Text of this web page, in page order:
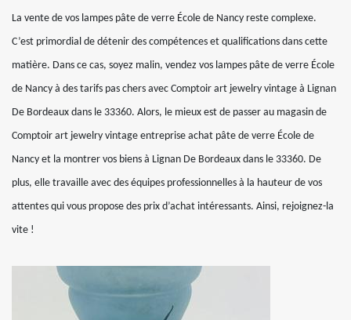
La vente de vos lampes pâte de verre École de Nancy reste complexe.
C’est primordial de détenir des compétences et qualifications dans cette
matière. Dans ce cas, soyez malin, vendez vos lampes pâte de verre École
de Nancy à des tarifs pas chers avec Comptoir art jewelry vintage à Lignan
De Bordeaux dans le 33360. Alors, le mieux est de passer au magasin de
Comptoir art jewelry vintage entreprise achat pâte de verre École de
Nancy et la montrer vos biens à Lignan De Bordeaux dans le 33360. De
plus, elle travaille avec des équipes professionnelles à la hauteur de vos
attentes qui vous propose des prix d’achat intéressants. Ainsi, rejoignez-la
vite !